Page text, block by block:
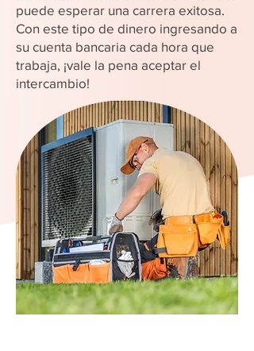
puede esperar una carrera exitosa.
Con este tipo de dinero ingresando a
su cuenta bancaria cada hora que
trabaja, ¡vale la pena aceptar el
intercambio!